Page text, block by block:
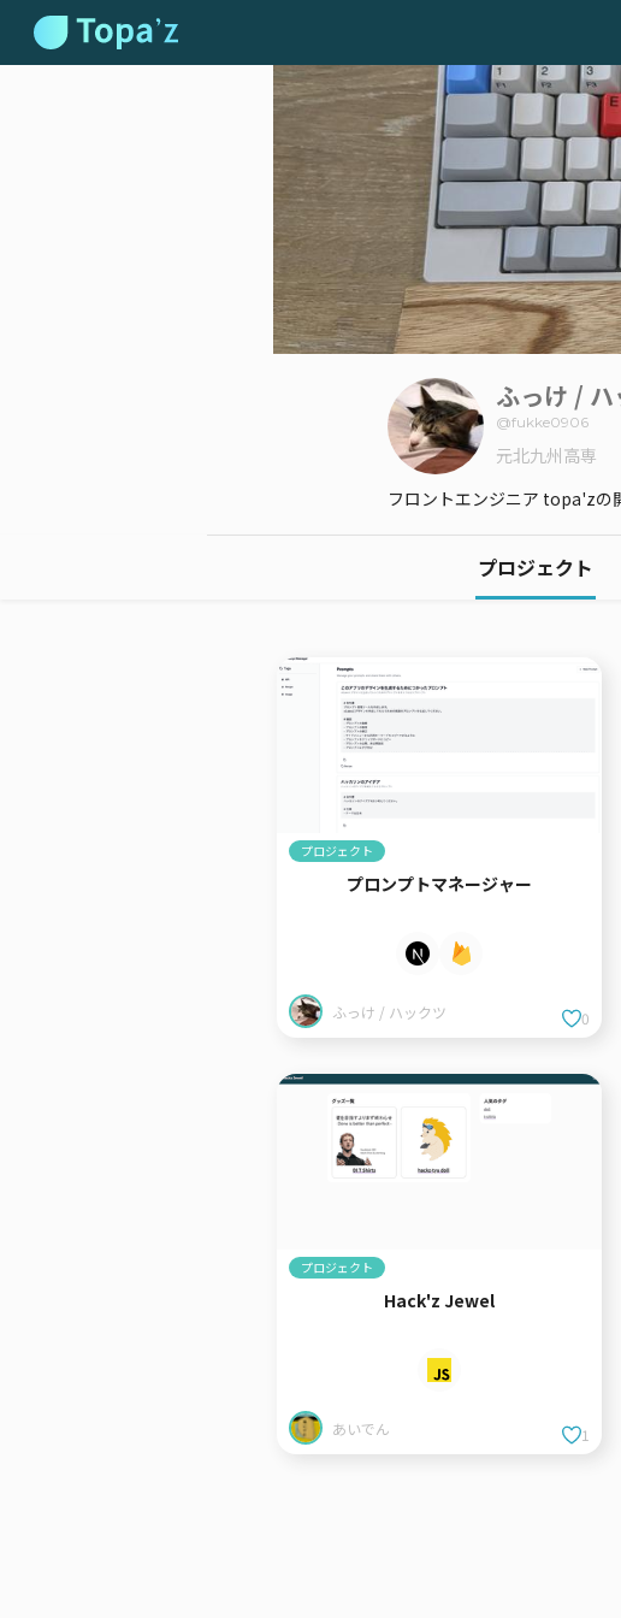
ふっけ / ハ
@fukke0906
元北九州高専
フロントエンジニア topa'zの
プロジェクト
プロジェクト
プロンプトマネージャー
ふっけ / ハックツ 0
プロジェクト
Hack'z Jewel
あいでん 1